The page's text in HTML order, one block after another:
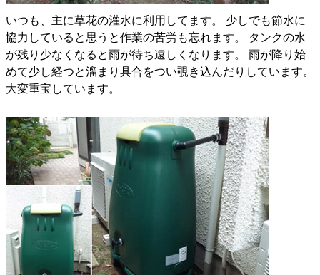
いつも、主に草花の灌水に利用してます。 少しでも節水に
協力していると思うと作業の苦労も忘れます。 タンクの水
が残り少なくなると雨が待ち遠しくなります。 雨が降り始
めて少し経つと溜まり具合をつい覗き込んだりしています。
大変重宝しています。